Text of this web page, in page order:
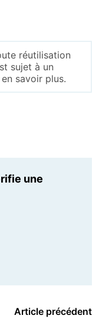
réutilisation
sujet à un
savoir plus.
une
Article précédent